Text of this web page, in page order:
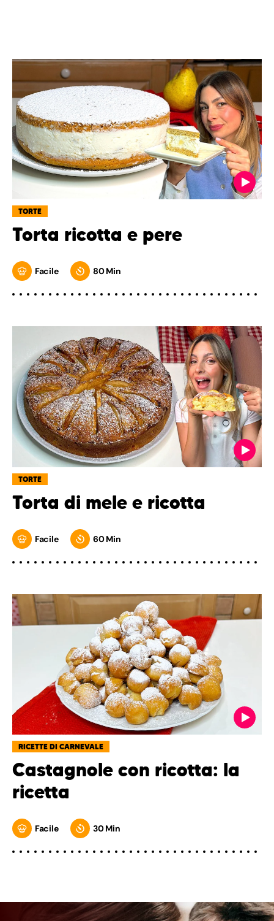
TORTE
Torta ricotta e pere
Facile 80 Min
TORTE
Torta di mele e ricotta
Facile 60 Min
RICETTE DI CARNEVALE
Castagnole con ricotta: la
ricetta
Facile 30 Min